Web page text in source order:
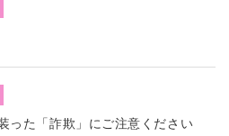
った「詐欺」にご注意ください